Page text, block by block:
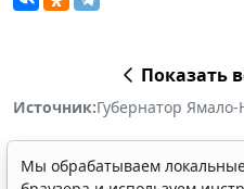
Показать
Источник:Губернатор
Мы обрабатываем